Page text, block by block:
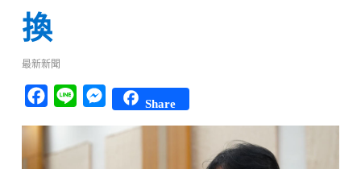
換
最新新聞
Facebook
Line Messenger
Share